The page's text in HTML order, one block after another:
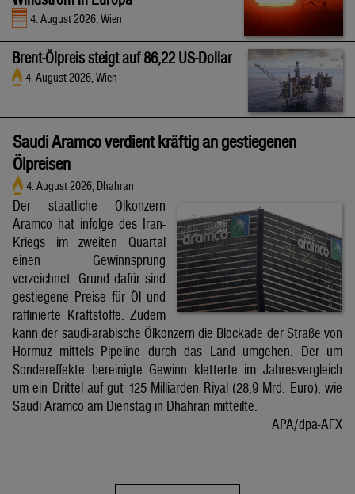
4. August 2026, Wien
Brent-Ölpreis steigt auf 86,22 US-Dollar
4. August 2026, Wien
Saudi Aramco verdient kräftig an gestiegenen
Ölpreisen
4. August 2026, Dhahran
Der staatliche Ölkonzern
Aramco hat infolge des Iran-
Kriegs im zweiten Quartal
einen Gewinnsprung
verzeichnet. Grund dafür sind
gestiegene Preise für Öl und
raffinierte Kraftstoffe. Zudem
kann der saudi-arabische Ölkonzern die Blockade der Straße von
Hormuz mittels Pipeline durch das Land umgehen. Der um
Sondereffekte bereinigte Gewinn kletterte im Jahresvergleich
um ein Drittel auf gut 125 Milliarden Riyal (28,9 Mrd. Euro), wie
Saudi Aramco am Dienstag in Dhahran mitteilte.
APA/dpa-AFX